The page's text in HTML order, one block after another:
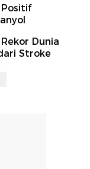
Dunia
Stroke